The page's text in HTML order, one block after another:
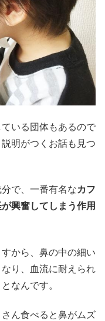
いる団体もあるので
明がつくお話も見つ
で、一番有名なカフ
興奮してしまう作用
から、鼻の中の細い
り、血流に耐えられ
なんです。
ん食べると鼻がムズ